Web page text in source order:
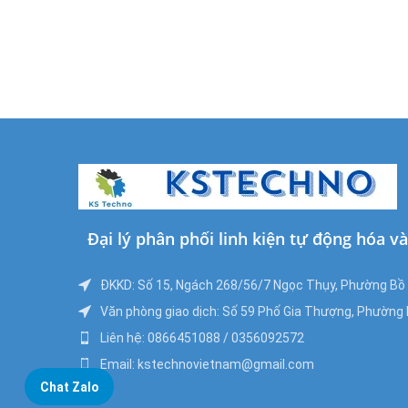
Đại lý phân phối linh kiện tự động hóa
ĐKKD: Số 15, Ngách 268/56/7 Ngọc Thụy, Phường Bồ
Văn phòng giao dịch: Số 59 Phố Gia Thượng, Phường
Liên hệ: 0866451088 / 0356092572
Email: kstechnovietnam@gmail.com
Chat Zalo